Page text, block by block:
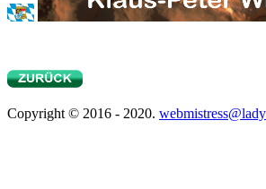
Copyright © 2016 - 2020.